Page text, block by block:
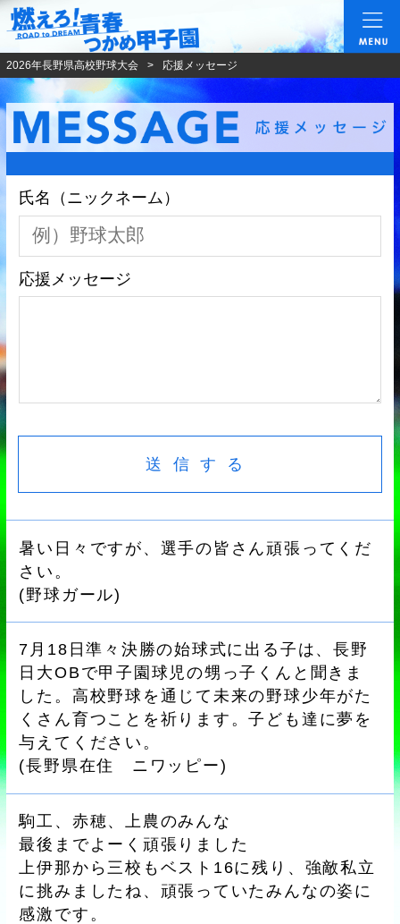
燃えろ!青春 つかめ
2026年長野県高校野球大会 応援メッセージ
氏名（ニックネーム）
応援メッセージ
暑い日々ですが、選手の皆さん頑張ってくだ
さい。
(野球ガール)
7月18日準々決勝の始球式に出る子は、長野
日大OBで甲子園球児の甥っ子くんと聞きま
した。高校野球を通じて未来の野球少年がた
くさん育つことを祈ります。子ども達に夢を
与えてください。
(長野県在住 ニワッピー)
駒工、赤穂、上農のみんな
最後までよーく頑張りました
上伊那から三校もベスト16に残り、強敵私立
に挑みましたね、頑張っていたみんなの姿に
感激です。